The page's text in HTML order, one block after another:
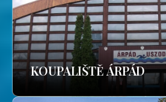
KOUPALIŠTĚ ÁRPÁD